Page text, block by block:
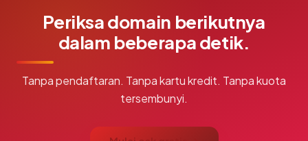
Periksa domain berikutnya
dalam beberapa detik.
Tanpa pendaftaran. Tanpa kartu kredit. Tanpa kuota
tersembunyi.